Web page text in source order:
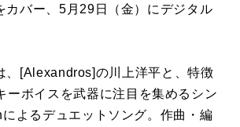
カバー、5月29日（金）にデジタル
、[Alexandros]の川上洋平と、特徴
ーボイスを武器に注目を集めるシン
よるデュエットソング。作曲・編